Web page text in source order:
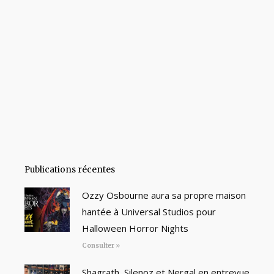
Publications récentes
Ozzy Osbourne aura sa propre maison
hantée à Universal Studios pour
Halloween Horror Nights
Consulter »